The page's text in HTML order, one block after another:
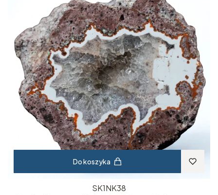
Do koszyka
SK1NK38